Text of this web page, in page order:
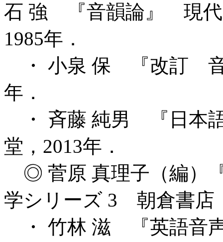
石 強 『音韻論』 現
1985年．
・ 小泉 保 『改訂 音
年．
・ 斉藤 純男 『日本
堂，2013年．
◎ 菅原 真理子（編）
学シリーズ 3 朝倉書店
・ 竹林 滋 『英語音